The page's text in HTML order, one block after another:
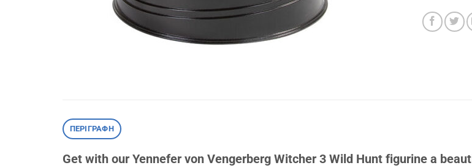
ΠΕΡΙΓΡΑΦΉ
Get with our Yennefer von Vengerberg Witcher 3 Wild Hunt figurine a